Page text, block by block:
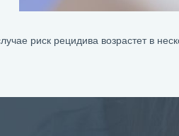
риск рецидива возрастет в